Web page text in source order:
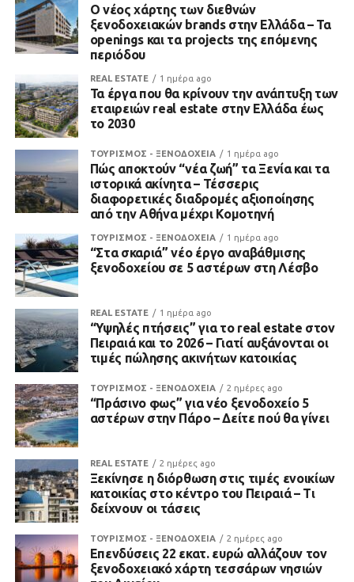
Ο νέος χάρτης των διεθνών
ξενοδοχειακών brands στην Ελλάδα – Τα
openings και τα projects της επόμενης
περιόδου
REAL ESTATE 1 ημέρα ago
Τα έργα που θα κρίνουν την ανάπτυξη των
εταιρειών real estate στην Ελλάδα έως
το 2030
ΤΟΥΡΙΣΜΟΣ - ΞΕΝΟΔΟΧΕΙΑ 1 ημέρα ago
Πώς αποκτούν “νέα ζωή” τα Ξενία και τα
ιστορικά ακίνητα – Τέσσερις
διαφορετικές διαδρομές αξιοποίησης
από την Αθήνα μέχρι Κομοτηνή
ΤΟΥΡΙΣΜΟΣ - ΞΕΝΟΔΟΧΕΙΑ 1 ημέρα ago
“Στα σκαριά” νέο έργο αναβάθμισης
ξενοδοχείου σε 5 αστέρων στη Λέσβο
REAL ESTATE 1 ημέρα ago
“Υψηλές πτήσεις” για το real estate στον
Πειραιά και το 2026 – Γιατί αυξάνονται οι
τιμές πώλησης ακινήτων κατοικίας
ΤΟΥΡΙΣΜΟΣ - ΞΕΝΟΔΟΧΕΙΑ 2 ημέρες ago
“Πράσινο φως” για νέο ξενοδοχείο 5
αστέρων στην Πάρο – Δείτε πού θα γίνει
REAL ESTATE 2 ημέρες ago
Ξεκίνησε η διόρθωση στις τιμές ενοικίων
κατοικίας στο κέντρο του Πειραιά – Τι
δείχνουν οι τάσεις
ΤΟΥΡΙΣΜΟΣ - ΞΕΝΟΔΟΧΕΙΑ 2 ημέρες ago
Επενδύσεις 22 εκατ. ευρώ αλλάζουν τον
ξενοδοχειακό χάρτη τεσσάρων νησιών